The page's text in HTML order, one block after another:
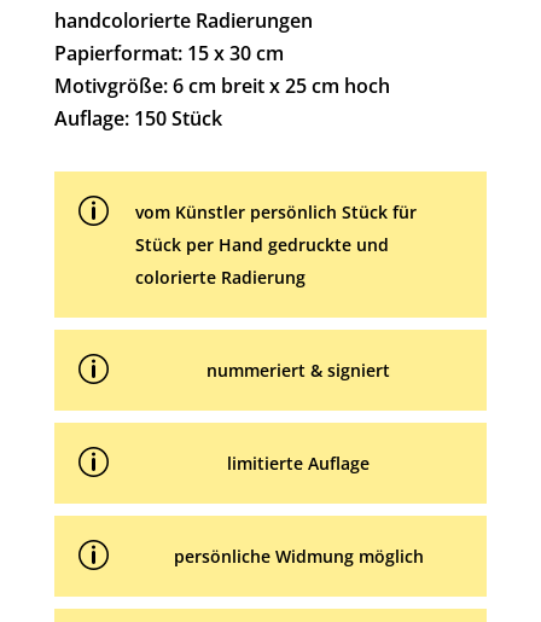
n
a
t
i
e
handcolorierte Radierungen
Papierformat: 15 x 30 cm
Motivgröße: 6 cm breit x 25 cm hoch
Auflage: 150 Stück
p
vom Künstler persönlich Stück für
Stück per Hand gedruckte und
colorierte Radierung
p nummeriert & signiert
p limitierte Auflage
p persönliche Widmung möglich